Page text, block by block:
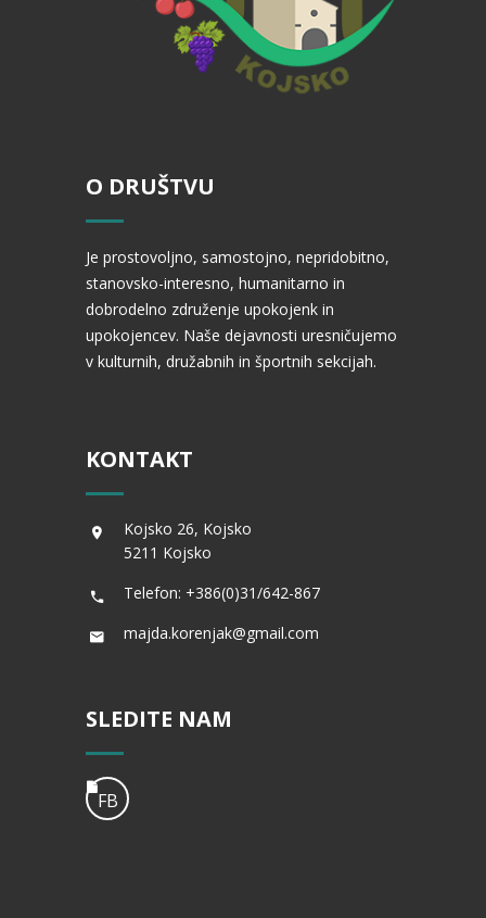
O DRUŠTVU
Je prostovoljno, samostojno, nepridobitno,
stanovsko-interesno, humanitarno in
dobrodelno združenje upokojenk in
upokojencev. Naše dejavnosti uresničujemo
v kulturnih, družabnih in športnih sekcijah.
KONTAKT
Kojsko 26, Kojsko
5211 Kojsko
Telefon: +386(0)31/642-867
majda.korenjak@gmail.com
SLEDITE NAM
FB